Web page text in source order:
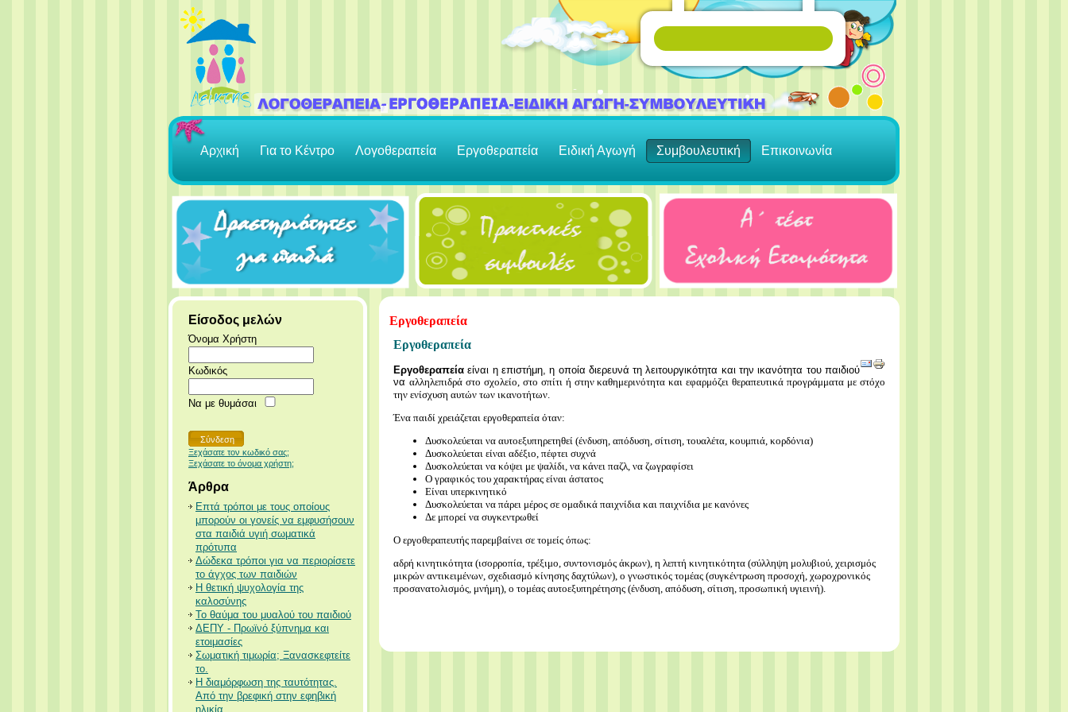
Αρχική Για το Κέντρο Λογοθεραπεία Εργοθεραπεία Ειδική Αγωγή Συμβουλευτική Επικοινωνία
Είσοδος μελών
Όνομα Χρήστη
Κωδικός
Να με θυμάσαι
Ξεχάσατε τον κωδικό σας;
Ξεχάσατε το όνομα χρήστη;
Άρθρα
Επτά τρόποι με τους οποίους
μπορούν οι γονείς να εμφυσήσουν
στα παιδιά υγιή σωματικά
πρότυπα
Δώδεκα τρόποι για να περιορίσετε
το άγχος των παιδιών
Η θετική ψυχολογία της
καλοσύνης
Το θαύμα του μυαλού του παιδιού
ΔΕΠΥ - Πρωϊνό ξύπνημα και
ετοιμασίες
Σωματική τιμωρία; Ξανασκεφτείτε
το.
Η διαμόρφωση της ταυτότητας.
Από την βρεφική στην εφηβική
ηλικία.
Εργοθεραπεία
Εργοθεραπεία
Εργοθεραπεία είναι η επιστήμη, η οποία διερευνά τη λειτουργικότητα και την ικανότητα του παιδιού
να αλληλεπιδρά στο σχολείο, στο σπίτι ή στην καθημερινότητα και εφαρμόζει θεραπευτικά προγράμματα με στόχο
την ενίσχυση αυτών των ικανοτήτων.
Ένα παιδί χρειάζεται εργοθεραπεία όταν:
Δυσκολεύεται να αυτοεξυπηρετηθεί (ένδυση, απόδυση, σίτιση, τουαλέτα, κουμπιά, κορδόνια)
Δυσκολεύεται είναι αδέξιο, πέφτει συχνά
Δυσκολεύεται να κόψει με ψαλίδι, να κάνει παζλ, να ζωγραφίσει
Ο γραφικός του χαρακτήρας είναι άστατος
Είναι υπερκινητικό
Δυσκολεύεται να πάρει μέρος σε ομαδικά παιχνίδια και παιχνίδια με κανόνες
Δε μπορεί να συγκεντρωθεί
Ο εργοθεραπευτής παρεμβαίνει σε τομείς όπως:
αδρή κινητικότητα (ισορροπία, τρέξιμο, συντονισμός άκρων), η λεπτή κινητικότητα (σύλληψη μολυβιού, χειρισμός
μικρών αντικειμένων, σχεδιασμό κίνησης δαχτύλων), ο γνωστικός τομέας (συγκέντρωση προσοχή, χωροχρονικός
προσανατολισμός, μνήμη), ο τομέας αυτοεξυπηρέτησης (ένδυση, απόδυση, σίτιση, προσωπική υγιεινή).